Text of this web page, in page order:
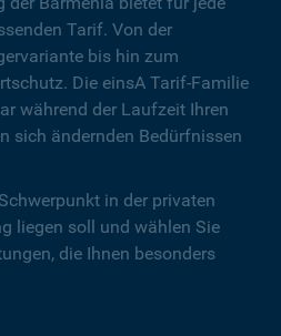
Tarif. Von der
bis hin zum
Die einsA Tarif-Familie
während der Laufzeit Ihren
sich ändernden Bedürfnissen
in der privaten
liegen soll und wählen Sie
die Ihnen besonders